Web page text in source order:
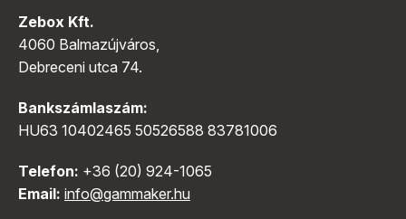
Zebox Kft.
4060 Balmazújváros,
Debreceni utca 74.
Bankszámlaszám:
HU63 10402465 50526588 83781006
Telefon: +36 (20) 924-1065
Email: info@gammaker.hu